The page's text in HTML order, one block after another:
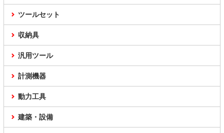
ツールセット
収納具
汎用ツール
計測機器
動力工具
建築・設備